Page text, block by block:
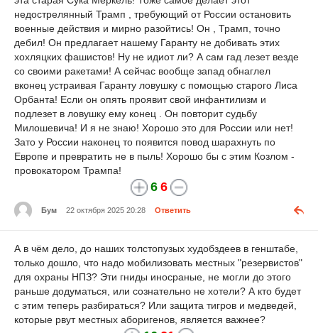
недострелянный Трамп , требующий от России остановить
военные действия и мирно разойтись! Он , Трамп, точно
дебил! Он предлагает нашему Гаранту не добивать этих
хохляцких фашистов! Ну не идиот ли? А сам гад лезет везде
со своими ракетами! А сейчас вообще запад обнаглел
вконец устраивая Гаранту ловушку с помощью старого Лиса
Орбанта! Если он опять проявит свой инфантилизм и
подлезет в ловушку ему конец . Он повторит судьбу
Милошевича! И я не знаю! Хорошо это для России или нет!
Зато у России наконец то появится повод шарахнуть по
Европе и превратить не в пыль! Хорошо бы с этим Козлом -
провокатором Трампа!
6 6
Бум 22 октября 2025 20:28 Ответить
А в чём дело, до наших толстопузых худобздеев в генштабе,
только дошло, что надо мобилизовать местных "резервистов"
для охраны НПЗ? Эти гниды иносраные, не могли до этого
раньше додуматься, или сознательно не хотели? А кто будет
с этим теперь разбираться? Или защита тигров и медведей,
которые рвут местных аборигенов, является важнее?